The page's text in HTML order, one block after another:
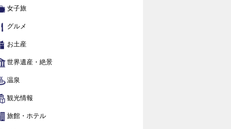
女子旅
グルメ
お土産
世界遺産・絶景
温泉
観光情報
旅館・ホテル